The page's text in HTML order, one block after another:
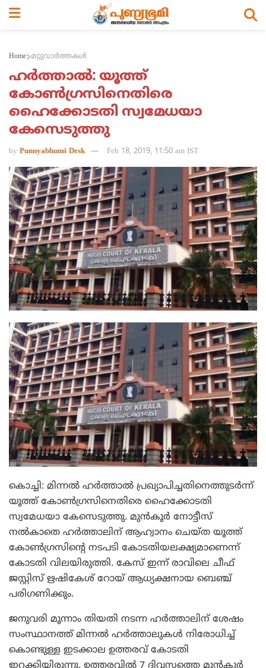
Home മറ്റുവാര്‍ത്തകള്‍
ഹര്‍ത്താല്‍: യൂത്ത്
കോണ്‍ഗ്രസിനെതിരെ
ഹൈക്കോടതി സ്വമേധയാ
കേസെടുത്തു
by Punnyabhumi Desk Feb 18, 2019, 11:50 am IST
കൊച്ചി: മിന്നല്‍ ഹര്‍ത്താല്‍ പ്രഖ്യാപിച്ചതിനെത്തുടര്‍ന്ന്
യൂത്ത് കോണ്‍ഗ്രസിനെതിരെ ഹൈക്കോടതി
സ്വമേധയാ കേസെടുത്തു. മുന്‍കൂര്‍ നോട്ടീസ്
നല്‍കാതെ ഹര്‍ത്താലിന് ആഹ്വാനം ചെയ്ത യൂത്ത്
കോണ്‍ഗ്രസിന്റെ നടപടി കോടതിയലക്ഷ്യമാണെന്ന്
കോടതി വിലയിരുത്തി. കേസ് ഇന്ന് രാവിലെ ചീഫ്
ജസ്റ്റിസ് ഋഷികേശ് റോയ് ആധ്യക്ഷനായ ബെഞ്ച്
പരിഗണിക്കും.
ജനുവരി മൂന്നാം തിയതി നടന്ന ഹര്‍ത്താലിന് ശേഷം
സംസ്ഥാനത്ത് മിന്നല്‍ ഹര്‍ത്താലുകള്‍ നിരോധിച്ച്
കൊണ്ടുള്ള ഇടക്കാല ഉത്തരവ് കോടതി